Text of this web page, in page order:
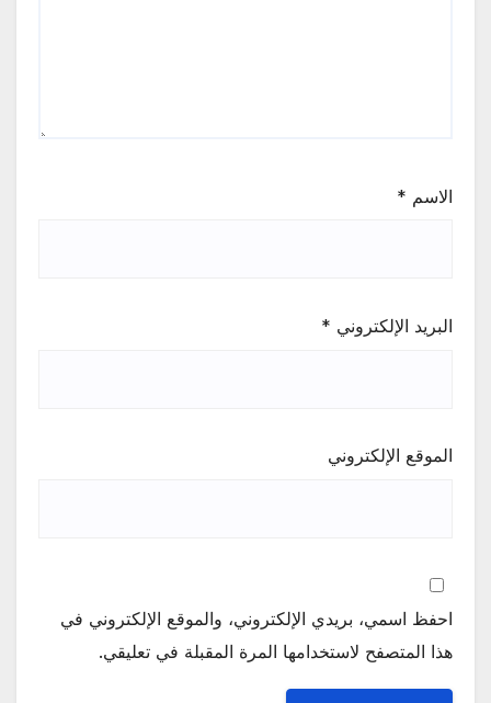
الاسم *
البريد الإلكتروني *
الموقع الإلكتروني
احفظ اسمي، بريدي الإلكتروني، والموقع الإلكتروني في
هذا المتصفح لاستخدامها المرة المقبلة في تعليقي.